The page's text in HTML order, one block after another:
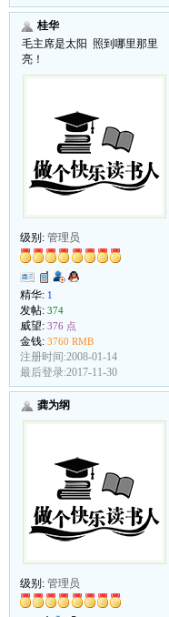
桂华
毛主席是太阳 照到哪里那里
亮！
级别: 管理员
精华: 1
发帖: 374
威望: 376 点
金钱: 3760 RMB
注册时间:2008-01-14
最后登录:2017-11-30
龚为纲
级别: 管理员